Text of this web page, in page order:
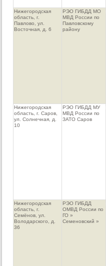
Нижегородская
область, г.
Павлово, ул.
Восточная, д. 6
РЭО ГИБДД МО
МВД России по
Павловскому
району
Нижегородская
область, г. Саров,
ул. Солнечная, д.
10
РЭО ГИБДД МУ
МВД России по
ЗАТО Саров
Нижегородская
область, г.
Семёнов, ул.
Володарского, д.
36
РЭО ГИБДД
ОМВД России по
ГО »
Семеновский »